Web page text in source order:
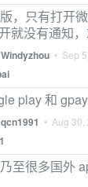
，只有打开
就没有通知
Windyzhou • Sep
play 和 gpay
• Aug 30,
至很多国外